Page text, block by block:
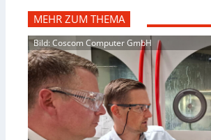
MEHR ZUM THEMA
Bild: Coscom Computer GmbH